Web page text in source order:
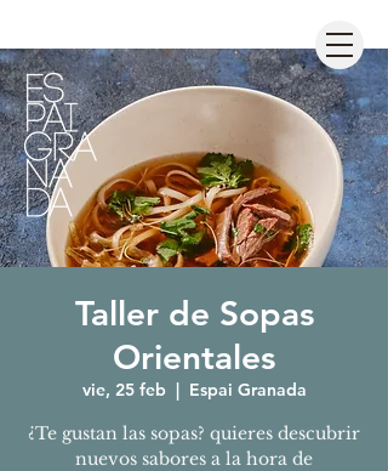
Taller de Sopas
Orientales
vie, 25 feb
  |
Espai Granada
¿Te gustan las sopas? quieres descubrir
nuevos sabores a la hora de